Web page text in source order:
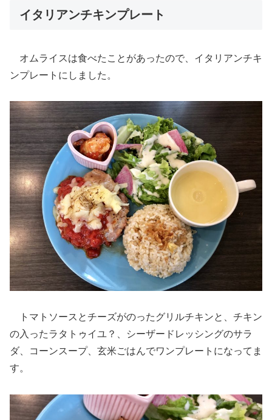
イタリアンチキンプレート
オムライスは食べたことがあったので、イタリアンチキ
ンプレートにしました。
トマトソースとチーズがのったグリルチキンと、チキン
の入ったラタトゥイユ？、シーザードレッシングのサラ
ダ、コーンスープ、玄米ごはんでワンプレートになってま
す。